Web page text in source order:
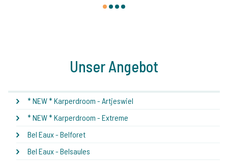
1 2 3 4
Unser Angebot
* NEW * Karperdroom - Artjeswiel
* NEW * Karperdroom - Extreme
Bel Eaux - Belforet
Bel Eaux - Belsaules